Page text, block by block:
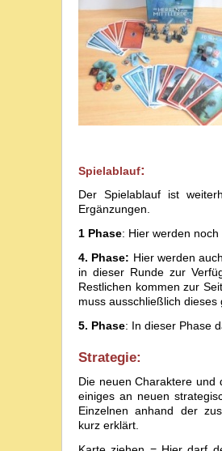
Spielablauf:
Der Spielablauf ist
Ergänzungen.
1 Phase: Hier werden
4. Phase: Hier werden
in dieser Runde zur
Restlichen kommen zur
muss ausschließlich dieses
5. Phase: In dieser Phase
Strategie:
Die neuen Charaktere und
einiges an neuen
Einzelnen anhand der
kurz erklärt.